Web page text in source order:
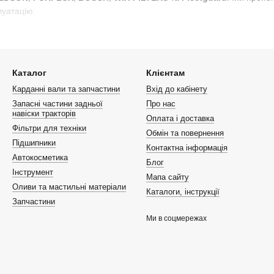
фільтри HENGST
який пропонує фільтри, що відповідають найвищим
оливи, що дозволяє підтримувати ефективність роботи
фільтри MAHLE
який спеціалізується на високоякісних рішеннях для
очистку оливи, що допомагає зберегти гідравлічні та
Каталог
Карданні вали та запчастини
Запасні частини задньої
навіски тракторів
Фільтри для техніки
Підшипники
Автокосметика
Інструмент
Оливи та мастильні матеріали
Запчастини
Клієнтам
Вхід до кабінету
Про нас
Оплата і доставка
Обмін та повернення
Контактна інформація
Блог
Мапа сайту
Каталоги, інструкції
Ми в соцмережах